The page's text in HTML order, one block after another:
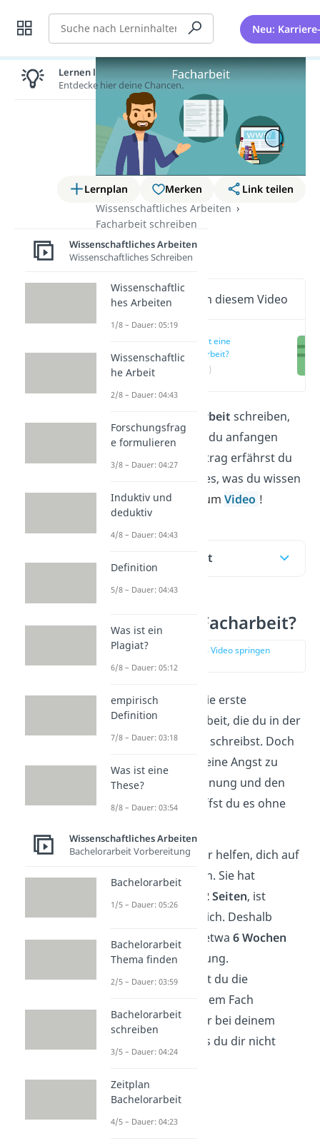
Suche Neu:
Lernplan Merken
Link teilen
Wissenschaftliches Arbeiten
Facharbeit schreiben
Facharbeit
Wichtige Inhalte in diesem Video
Was ist eine
Facharbeit?
(00:14)
Facharbeit schreiben,
aber weißt nicht, wo du anfangen
sollst? In diesem Beitrag erfährst du
Schritt für Schritt alles, was du wissen
musst.Hier geht’s zum Video !
Inhaltsübersicht
Was ist eine Facharbeit?
zur Stelle im Video springen
EineFacharbeit
ist die erste
wissenschaftliche Arbeit, die du in der
Schule selbstständig schreibst. Doch
du brauchst davor keine Angst zu
haben: Mit etwas Planung und den
richtigen Tipps schaffst du es ohne
Die Facharbeit soll dir helfen, dich auf
die Uni vorzubereiten. Sie hat
10-12 Seiten, ist
also recht umfangreich. Deshalb
bekommst du auch etwa 6 Wochen
Zeitfür die Bearbeitung.
Grundsätzlich kannst du die
Facharbeit in fast jedem Fach
schreiben, frage aber bei deinem
Fachlehrer nach, falls du dir nicht
sicher bist.
Lernen lohnt sich!
Entdecke hier deine Chancen.
Wissenschaftliches Arbeiten
Wissenschaftliches Schreiben
Wissenschaftlic
hes Arbeiten
1/8 – Dauer: 05:19
Wissenschaftlic
he Arbeit
2/8 – Dauer: 04:43
Forschungsfrag
e formulieren
3/8 – Dauer: 04:27
Induktiv und
deduktiv
4/8 – Dauer: 04:43
Definition
5/8 – Dauer: 04:43
Was ist ein
Plagiat?
6/8 – Dauer: 05:12
empirisch
Definition
7/8 – Dauer: 03:18
Was ist eine
These?
8/8 – Dauer: 03:54
Wissenschaftliches Arbeiten
Bachelorarbeit Vorbereitung
Bachelorarbeit
1/5 – Dauer: 05:26
Bachelorarbeit
Thema finden
2/5 – Dauer: 03:59
Bachelorarbeit
schreiben
3/5 – Dauer: 04:24
Zeitplan
Bachelorarbeit
4/5 – Dauer: 04:23